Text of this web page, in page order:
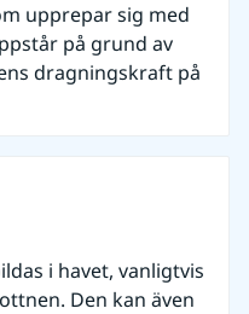
upprepar sig med
på grund av
dragningskraft på
i havet, vanligtvis
Den kan även